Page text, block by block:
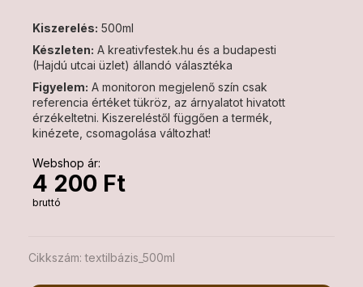
Kiszerelés: 500ml
Készleten: A kreativfestek.hu és a budapesti
(Hajdú utcai üzlet) állandó választéka
Figyelem: A monitoron megjelenő szín csak
referencia értéket tükröz, az árnyalatot hivatott
érzékeltetni. Kiszereléstől függően a termék,
kinézete, csomagolása változhat!
Webshop ár:
4 200 Ft
bruttó
Cikkszám:textilbázis_500ml